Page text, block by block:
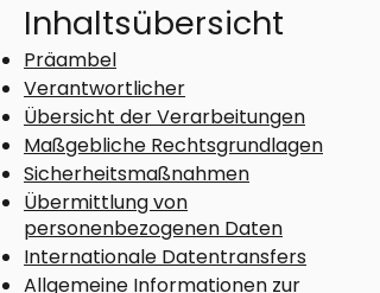
Inhaltsübersicht
Präambel
Verantwortlicher
Übersicht der Verarbeitungen
Maßgebliche Rechtsgrundlagen
Sicherheitsmaßnahmen
Übermittlung von
personenbezogenen Daten
Internationale Datentransfers
Allgemeine Informationen zur